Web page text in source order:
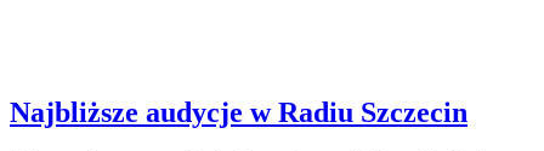
Najbliższe audycje w Radiu Szczecin